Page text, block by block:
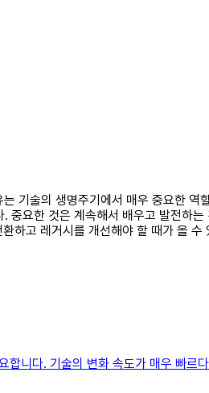
기술의 생명주기에서 매우 중요한
요한 것은 계속해서 배우고 발전하
하고 레거시를 개선해야 할 때가 올
니다. 기술의 변화 속도가 매우 빠